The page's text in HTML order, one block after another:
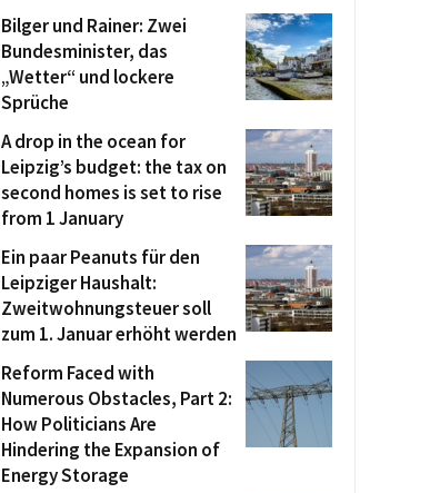
Bilger und Rainer: Zwei
Bundesminister, das
„Wetter“ und lockere
Sprüche
A drop in the ocean for
Leipzig’s budget: the tax on
second homes is set to rise
from 1 January
Ein paar Peanuts für den
Leipziger Haushalt:
Zweitwohnungsteuer soll
zum 1. Januar erhöht werden
Reform Faced with
Numerous Obstacles, Part 2:
How Politicians Are
Hindering the Expansion of
Energy Storage